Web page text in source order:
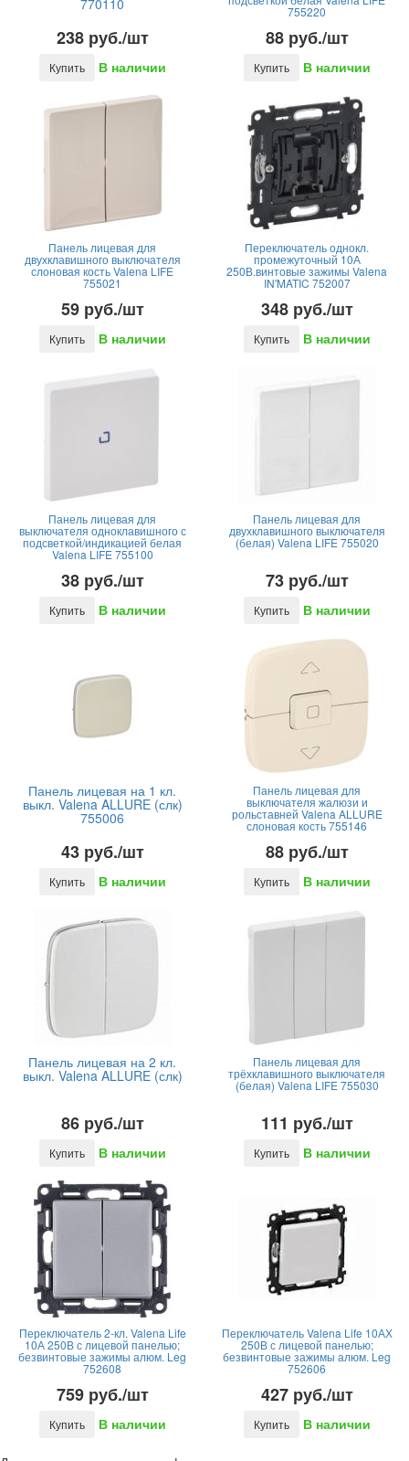
770110
238 руб./шт
Купить В наличии
755220
88 руб./шт
Купить В наличии
Панель лицевая для
двухклавишного выключателя
слоновая кость Valena LIFE
755021
59 руб./шт
Купить В наличии
Переключатель однокл.
промежуточный 10А
250В.винтовые зажимы Valena
IN'MATIC 752007
348 руб./шт
Купить В наличии
Панель лицевая для
выключателя одноклавишного с
подсветкой/индикацией белая
Valena LIFE 755100
38 руб./шт
Купить В наличии
Панель лицевая для
двухклавишного выключателя
(белая) Valena LIFE 755020
73 руб./шт
Купить В наличии
Панель лицевая на 1 кл.
выкл. Valena ALLURE (слк)
755006
43 руб./шт
Купить В наличии
Панель лицевая для
выключателя жалюзи и
рольставней Valena ALLURE
слоновая кость 755146
88 руб./шт
Купить В наличии
Панель лицевая на 2 кл.
выкл. Valena ALLURE (слк)
86 руб./шт
Купить В наличии
Панель лицевая для
трёхклавишного выключателя
(белая) Valena LIFE 755030
111 руб./шт
Купить В наличии
Переключатель 2-кл. Valena Life
10А 250В с лицевой панелью;
безвинтовые зажимы алюм. Leg
752608
759 руб./шт
Купить В наличии
Переключатель Valena Life 10АХ
250В с лицевой панелью;
безвинтовые зажимы алюм. Leg
752606
427 руб./шт
Купить В наличии